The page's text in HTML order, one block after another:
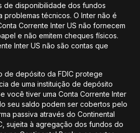
de disponibilidade dos fundos
problemas técnicos. O Inter não é
Corrente Inter US não fornecem
e não emitem cheques físicos.
Inter US não são contas que
de depósito da FDIC protege
de uma instituição de depósito
você tiver uma Conta Corrente Inter
seu saldo podem ser cobertos pelo
passiva através do Continental
sujeita à agregação dos fundos do